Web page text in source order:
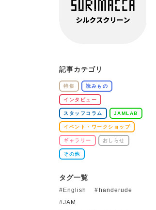
記事カテゴリ
特集 読みもの
インタビュー
スタッフコラム JAMLAB
イベント・ワークショップ
ギャラリー おしらせ
その他
タグ一覧
English
handerude
JAM